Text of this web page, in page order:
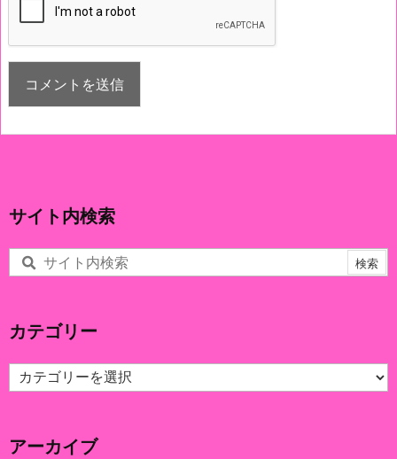
サイト内検索
カテゴリー
カ
テ
ー
アーカイブ